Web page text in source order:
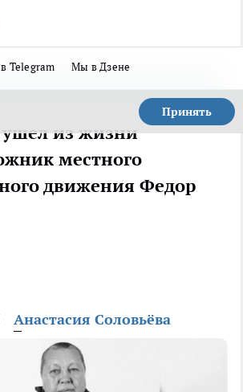
Telegram Мы в Дзене
Принять
ушел из жизни
местного
движения Федор
Анастасия Соловьёва